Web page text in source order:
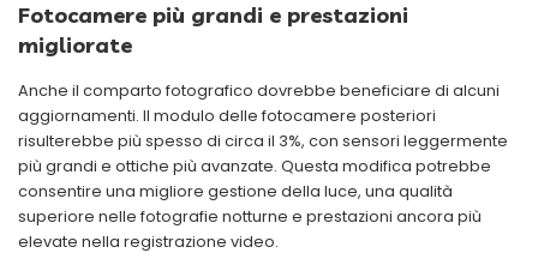
Fotocamere più grandi e prestazioni
migliorate
Anche il comparto fotografico dovrebbe beneficiare di alcuni
aggiornamenti. Il modulo delle fotocamere posteriori
risulterebbe più spesso di circa il 3%, con sensori leggermente
più grandi e ottiche più avanzate. Questa modifica potrebbe
consentire una migliore gestione della luce, una qualità
superiore nelle fotografie notturne e prestazioni ancora più
elevate nella registrazione video.